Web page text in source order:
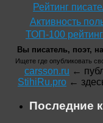
Рейтинг
Активность
ТОП-100 рейтинг
Вы писатель, поэт,
Ищете где опубликовать
carsson.ru ←
StihiRu.pro ←
Последние